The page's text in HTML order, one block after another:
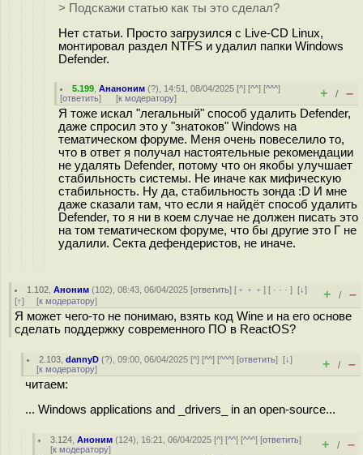
> Подскажи статью как ты это сделал?
Нет статьи. Просто загрузился с Live-CD Linux,
монтировал раздел NTFS и удалил папки Windows
Defender.
5.199 ,Ананоним (?), 14:51, 08/04/2025 [^] [^^] [^^^]
[ответить] [к модератору] + / –
Я тоже искал "легальный" способ удалить Defender,
даже спросил это у "знатоков" Windows на
тематическом форуме. Меня очень повеселило то,
что в ответ я получал настоятельные рекомендации
не удалять Defender, потому что он якобы улучшает
стабильность системы. Не иначе как мифическую
стабильность. Ну да, стабильность зонда :D И мне
даже сказали там, что если я найдёт способ удалить
Defender, то я ни в коем случае не должен писать это
на том тематическом форуме, что бы другие это Г не
удалили. Секта дефендеристов, не иначе.
1.102 ,Аноним (102), 08:43, 06/04/2025 [ответить] [ ﹢﹢﹢] [ · · ·][↓]
[↑] [к модератору] + / –
Я может чего-то не понимаю, взять код Wine и на его основе
сделать поддержку современного ПО в ReactOS?
2.103 ,dannyD (?), 09:00, 06/04/2025 [^] [^^] [^^^] [ответить][↓]
[к модератору] + / –
читаем:
... Windows applications and _drivers_ in an open-source...
3.124 ,Аноним (124), 16:21, 06/04/2025 [^] [^^] [^^^] [ответить]
[к модератору] + / –